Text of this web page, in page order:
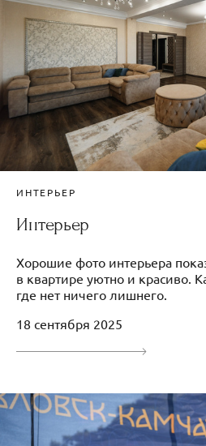
ИНТЕРЬЕР
Интерьер
Хорошие фото интерьера
в квартире уютно и красиво.
где нет ничего лишнего.
18 сентября 2025